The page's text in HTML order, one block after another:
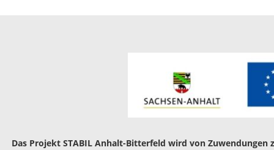
Das Projekt STABIL Anhalt-Bitterfeld wird von